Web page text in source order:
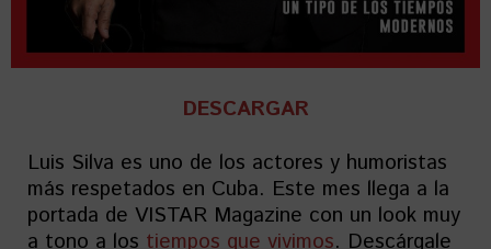
DESCARGAR
Luis Silva es uno de los actores y humoristas
más respetados en Cuba. Este mes llega a la
portada de VISTAR Magazine con un look muy
a tono a los tiempos que vivimos. Descárgale